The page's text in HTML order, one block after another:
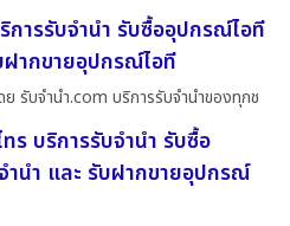
การรับจำนำ รับซื้ออุปกรณ์ไอที
ฝากขายอุปกรณ์ไอที
ย รับจํานํา.com บริการรับจำนำของทุกช
ร บริการรับจำนำ รับซื้อ
นำ และ รับฝากขายอุปกรณ์